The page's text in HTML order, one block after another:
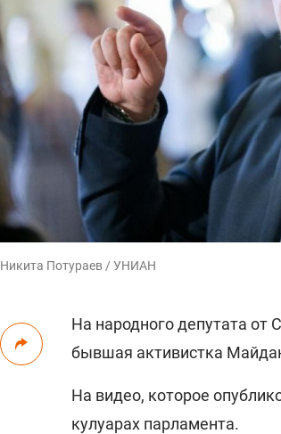
Никита Потураев / УНИАН
На народного депутата от
бывшая активистка
На видео, которое
кулуарах парламента.